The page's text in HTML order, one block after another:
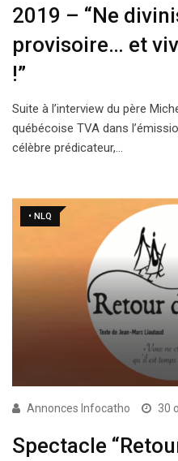
2019 – “Ne
provisoire… et
!”
Suite à l’interview du père
québécoise TVA dans
célèbre prédicateur,…
• NLQ
Annonces Infocatho 30
Spectacle